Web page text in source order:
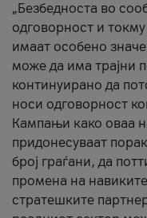
„Безбедноста во
одговорност и
имаат особено
може да има трајни
континуирано да
носи одговорност
Кампањи како оваа
придонесуваат
број граѓани, да
промена на
стратешките